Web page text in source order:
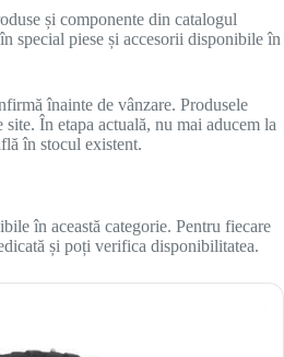
și componente din catalogul
special piese și accesorii disponibile în
înainte de vânzare. Produsele
În etapa actuală, nu mai aducem la
în stocul existent.
în această categorie. Pentru fiecare
și poți verifica disponibilitatea.